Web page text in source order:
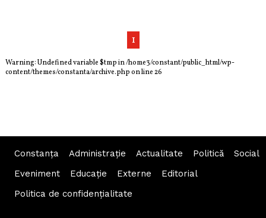
1
Warning: Undefined variable $tmp in/home3/constant/public_html/wp-
content/themes/constanta/archive.phpon line26
Constanța Administraţie Actualitate Politică
Social
Eveniment
Educaţie Externe
Editorial
Politica de confidențialitate